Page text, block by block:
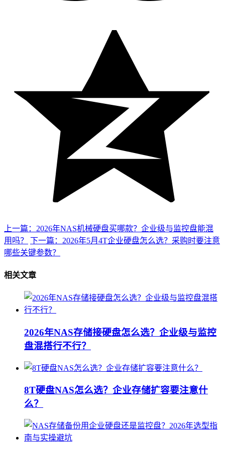
上一篇：2026年NAS机械硬盘买哪款？企业级与监控盘能混
用吗？
下一篇：2026年5月4T企业硬盘怎么选？采购时要注意
哪些关键参数？
相关文章
2026年NAS存储接硬盘怎么选？企业级与监控
盘混搭行不行？
8T硬盘NAS怎么选？企业存储扩容要注意什
么？